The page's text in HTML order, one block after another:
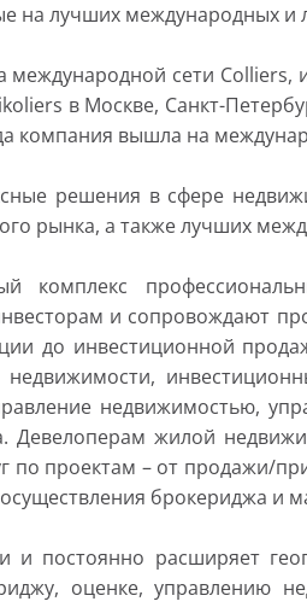
на лучших международных и
сети
в Москве, Санкт-
компания вышла на
решения в сфере
рынка, а также лучших
комплекс
и сопровождают
до инвестиционной
недвижимостью,
Девелоперам жилой
по проектам – от продажи/
брокериджа и
и постоянно расширяет
оценке, управлению